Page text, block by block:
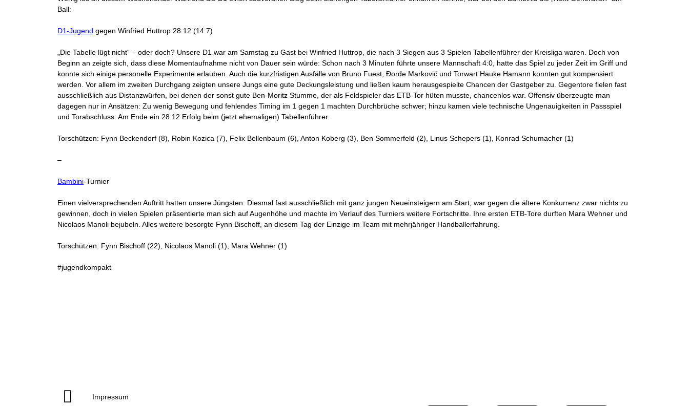
Ball:
D1-Jugend gegen Winfried Huttrop 28:12 (14:7)
„Die Tabelle lügt nicht“ – oder doch? Unsere D1 war am Samstag zu Gast bei Winfried Huttrop, die nach 3 Siegen aus 3 Spielen Tabellenführer der Kreisliga waren. Doch von
Beginn an zeigte sich, dass diese Momentaufnahme nicht von Dauer sein würde: Schon nach 3 Minuten führte unsere Mannschaft 4:0, hatte das Spiel zu jeder Zeit im Griff und
konnte sich einige personelle Experimente erlauben. Auch die kurzfristigen Ausfälle von Bruno Fuest, Đorđe Marković und Torwart Hauke Hamann konnten gut kompensiert
werden. Vor allem im zweiten Durchgang zeigten unsere Jungs eine gute Deckungsleistung und ließen kaum herausgespielte Chancen der Gastgeber zu. Gegentore fielen fast
ausschließlich aus Distanzwürfen, bei denen der sonst gute Ben-Moritz Stumme, der als Feldspieler das ETB-Tor hüten musste, chancenlos war. Offensiv überzeugte man
dagegen nur in Ansätzen: Zu wenig Bewegung und fehlendes Timing im 1 gegen 1 machten Durchbrüche schwer; hinzu kamen viele technische Ungenauigkeiten in Passspiel
und Torabschluss. Am Ende ein 28:12 Erfolg beim (jetzt ehemaligen) Tabellenführer.
Torschützen: Fynn Beckendorf (8), Robin Kozica (7), Felix Bellenbaum (6), Anton Koberg (3), Ben Sommerfeld (2), Linus Schepers (1), Konrad Schumacher (1)
–
Bambini-Turnier
Einen vielversprechenden Auftritt hatten unsere Jüngsten: Diesmal fast ausschließlich mit ganz jungen Neueinsteigern am Start, war gegen die ältere Konkurrenz zwar nichts zu
gewinnen, doch in vielen Spielen präsentierte man sich auf Augenhöhe und machte im Verlauf des Turniers weitere Fortschritte. Ihre ersten ETB-Tore durften Mara Wehner und
Nicolaos Manoli bejubeln. Alles weitere besorgte Fynn Bischoff, an diesem Tag der Einzige im Team mit mehrjähriger Handballerfahrung.
Torschützen: Fynn Bischoff (22), Nicolaos Manoli (1), Mara Wehner (1)
#jugendkompakt
Impressum